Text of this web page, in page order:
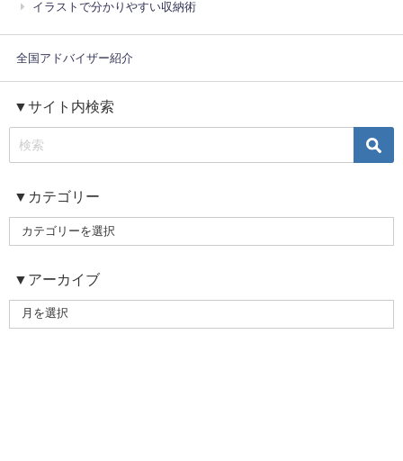
イラストで分かりやすい収納術
全国アドバイザー紹介
▼サイト内検索
▼カテゴリー
▼アーカイブ